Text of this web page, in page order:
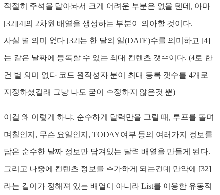
적절히 주석을 달아놔서 크게 어려운 부분은 없을 텐데, 아마
[32][4]의 2차원 배열을 생성하는 부분이 의아할 것이다.
사실 별 의미 없다 [32]는 한 달의 일(DATE)수를 의미하고 [4]
는 같은 날짜에 등록할 수 있는 최대 컨텐츠 갯수이다. (4로 한
건 별 의미 없다 코드 원작성자 분이 최대 등록 갯수를 4개로
지정하셨길래 그냥 나도 굳이 수정하지 않은것 뿐)
이걸 왜 이렇게 하냐. 순수하게 달력만을 그릴 때, 루프를 돌며
며칠인지, 무슨 요일인지, TODAY여부 등의 여러가지 정보를
담은 순수한 날짜 정보만 담겨있는 달력 배열을 만들게 된다.
그리고 나중에 컨텐츠 정보를 추가하게 되는건데 만약에 [32]
라는 길이가 정해져 있는 배열이 아니라 List를 이용한 유동적